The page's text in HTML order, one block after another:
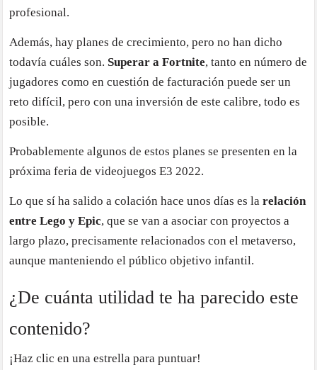
profesional.
Además, hay planes de crecimiento, pero no han dicho
todavía cuáles son. Superar a Fortnite, tanto en número de
jugadores como en cuestión de facturación puede ser un
reto difícil, pero con una inversión de este calibre, todo es
posible.
Probablemente algunos de estos planes se presenten en la
próxima feria de videojuegos E3 2022.
Lo que sí ha salido a colación hace unos días es larelación
entre Lego y Epic, que se van a asociar con proyectos a
largo plazo, precisamente relacionados con el metaverso,
aunque manteniendo el público objetivo infantil.
¿De cuánta utilidad te ha parecido este
contenido?
¡Haz clic en una estrella para puntuar!